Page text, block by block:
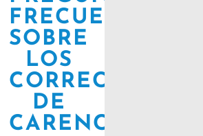
FRECUENTES
SOBRE
LOS
CORRECTORES
DE
CARENCIAS